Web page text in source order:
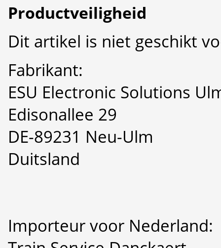
Productveiligheid
Dit artikel is niet geschikt
Fabrikant:
ESU Electronic Solutions
Edisonallee 29
DE-89231 Neu-Ulm
Duitsland
Importeur voor Nederland: